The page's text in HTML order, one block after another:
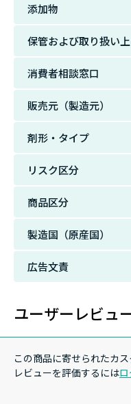
添加物
保管および取り扱い
消費者相談窓口
販売元（製造元）
剤形・タイプ
リスク区分
商品区分
製造国（原産国）
広告文責
ユーザーレビュ
この商品に寄せられたカ
レビューを評価するには